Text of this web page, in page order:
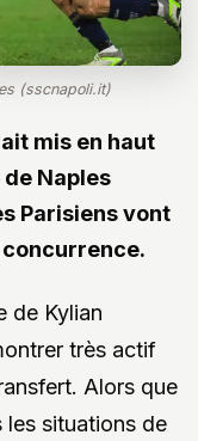
(sscnapoli.it)
mis en haut
Naples
Parisiens vont
de Kylian
très actif
Alors que
les situations de